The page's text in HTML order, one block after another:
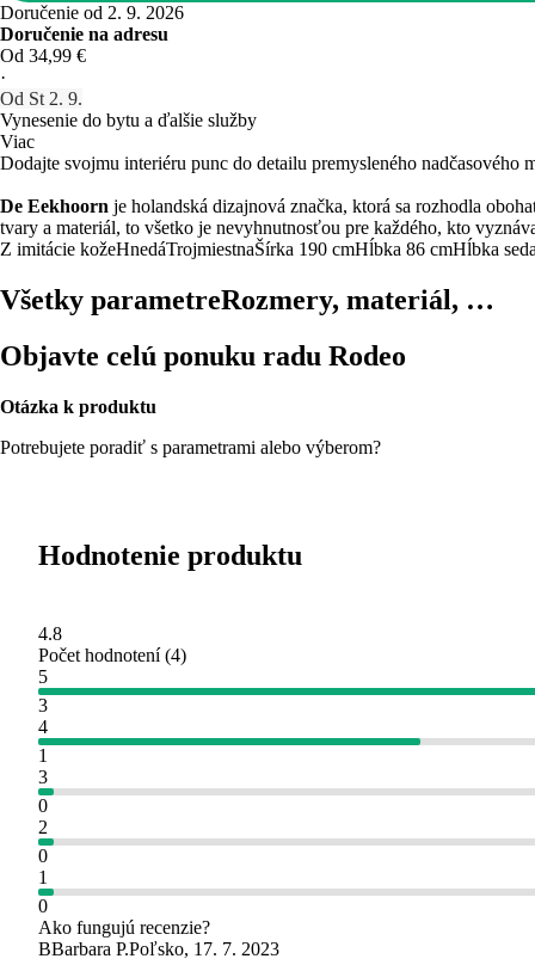
Doručenie od 2. 9. 2026
Doručenie na adresu
Od 34,99 €
·
Od St 2. 9.
Vynesenie do bytu a ďalšie služby
Viac
Dodajte svojmu interiéru punc do detailu premysleného
De Eekhoorn je holandská dizajnová značka, ktorá sa rozhodla
tvary a materiál, to všetko je nevyhnutnosťou pre každého, kto
Z imitácie kožeHnedáTrojmiestnaŠírka 190 cmHĺbka 86 cmHĺbka
Všetky parametreRozmery, materiál, …
Objavte celú ponuku radu Rodeo
Otázka k produktu
Potrebujete poradiť s parametrami alebo výberom?
Hodnotenie produktu
4.8
Počet hodnotení(4)
5
3
4
1
3
0
2
0
1
0
Ako fungujú recenzie?
BBarbara P.Poľsko, 17. 7. 2023